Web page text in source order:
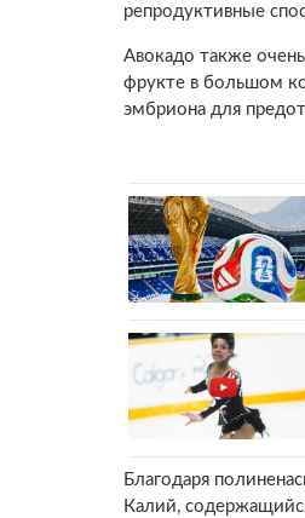
репродуктивные
Авокадо также
фрукте в большом
эмбриона для
Благодаря
Калий,